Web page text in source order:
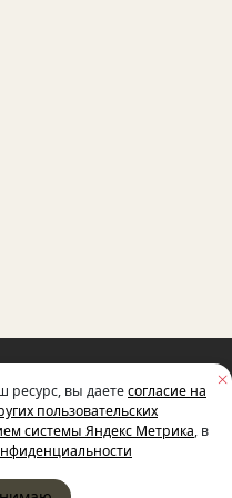
ФОНД
ЭКОНОМИЧЕСКИХ
М.С. ГОРБАЧЕВА
ресурс, вы даетесогласие на
пользовательских
системы Яндекс Метрика, в